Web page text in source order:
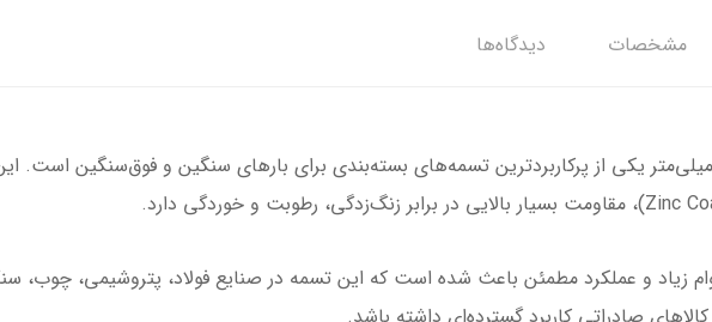
مشخصات دیدگاه‌ها
تسمه فلزی گالوانیزه 32 میلی‌متر یکی از پرکاربردترین تسمه‌های بسته‌بندی برای بارهای سنگین و فوق‌سنگین
زیاد و عملکرد مطمئن باعث شده است که این تسمه در صنایع فولاد، پتروشیمی، چوب،